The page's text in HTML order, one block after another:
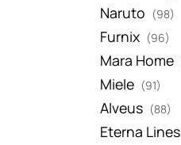
Naruto (98)
Furnix (96)
Mara Home
Miele (91)
Alveus (88)
Eterna Lines